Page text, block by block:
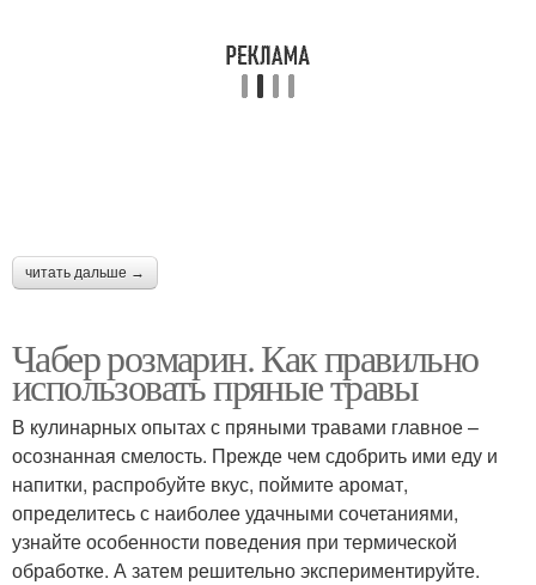
читать дальше →
Чабер розмарин. Как правильно
использовать пряные травы
В кулинарных опытах с пряными травами главное –
осознанная смелость. Прежде чем сдобрить ими еду и
напитки, распробуйте вкус, поймите аромат,
определитесь с наиболее удачными сочетаниями,
узнайте особенности поведения при термической
обработке. А затем решительно экспериментируйте.